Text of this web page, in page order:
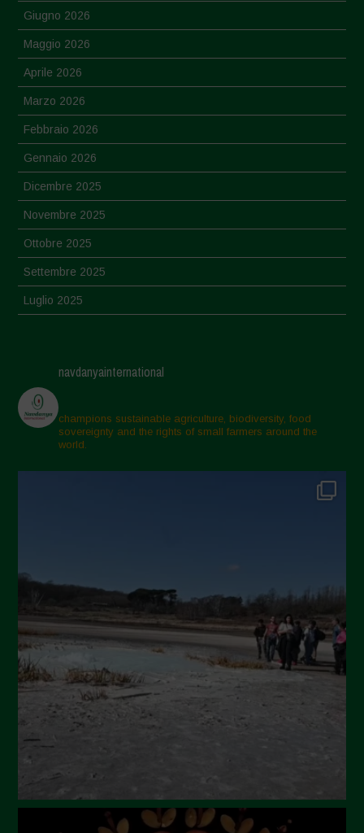
Giugno 2026
Maggio 2026
Aprile 2026
Marzo 2026
Febbraio 2026
Gennaio 2026
Dicembre 2025
Novembre 2025
Ottobre 2025
Settembre 2025
Luglio 2025
Aprile 2025
Marzo 2025
Febbraio 2025
Gennaio 2025
Settembre 2024
Luglio 2024
Maggio 2024
Aprile 2024
Marzo 2024
Febbraio 2024
navdanyainternational
champions sustainable agriculture, biodiversity, food
sovereignty and the rights of small farmers around the
world.